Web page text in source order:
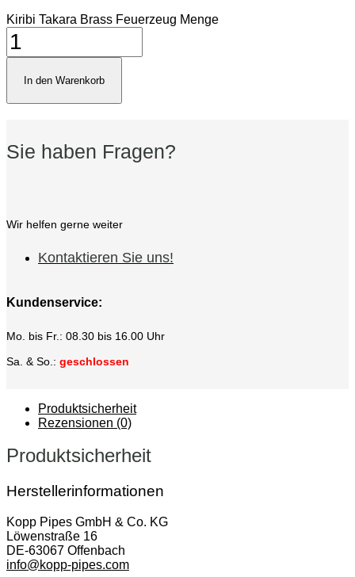
Kiribi Takara Brass Feuerzeug Menge
In den Warenkorb
Sie haben Fragen?
Wir helfen gerne weiter
Kontaktieren Sie uns!
Kundenservice:
Mo. bis Fr.: 08.30 bis 16.00 Uhr
Sa. & So.: geschlossen
Produktsicherheit
Rezensionen (0)
Produktsicherheit
Herstellerinformationen
Kopp Pipes GmbH & Co. KG
Löwenstraße 16
DE-63067 Offenbach
info@kopp-pipes.com